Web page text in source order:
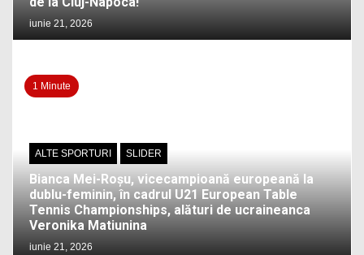
iunie 21, 2026
1 Minute
ALTE SPORTURI SLIDER
Bianca Mei-Roșu, vicecampioană europeană la
dublu-feminin, în cadrul U21 European Table
Tennis Championships, alături de ucraineanca
Veronika Matiunina
iunie 21, 2026